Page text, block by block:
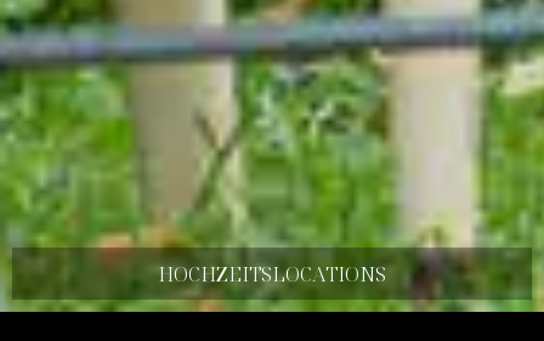
HOCHZEITS­LOCATIONS